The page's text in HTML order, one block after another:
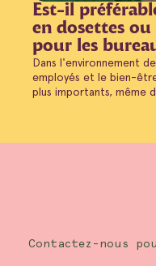
Est-il
en dosettes ou
pour les
Dans l'environnement
employés et le bien-
plus importants, même
Contactez-nous